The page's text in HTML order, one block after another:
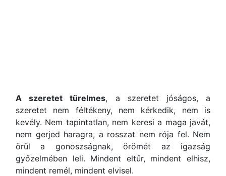
A szeretet türelmes, a szeretet jóságos, a
szeretet nem féltékeny, nem kérkedik, nem is
kevély. Nem tapintatlan, nem keresi a maga javát,
nem gerjed haragra, a rosszat nem rója fel. Nem
örül a gonoszságnak, örömét az igazság
győzelmében leli. Mindent eltűr, mindent elhisz,
mindent remél, mindent elvisel.